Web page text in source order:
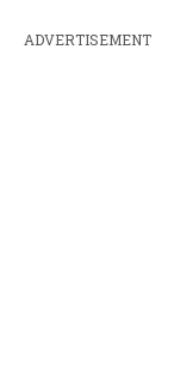
ADVERTISEMENT